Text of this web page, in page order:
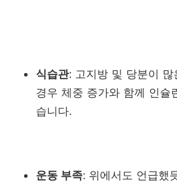
식습관: 고지방 및 당분이
경우 체중 증가와 함께 인슐
습니다.
운동 부족: 위에서도 언급했